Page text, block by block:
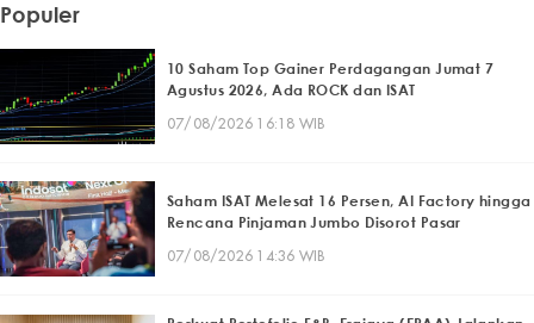
Populer
10 Saham Top Gainer Perdagangan Jumat 7
Agustus 2026, Ada ROCK dan ISAT
07/08/2026 16:18 WIB
Saham ISAT Melesat 16 Persen, AI Factory hingga
Rencana Pinjaman Jumbo Disorot Pasar
07/08/2026 14:36 WIB